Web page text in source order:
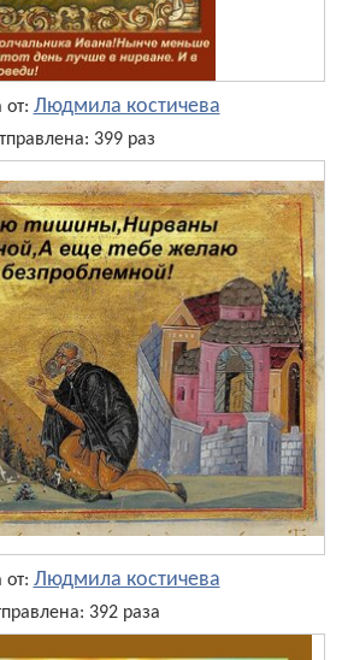
от: Людмила костичева
399 раз
от: Людмила костичева
392 раза